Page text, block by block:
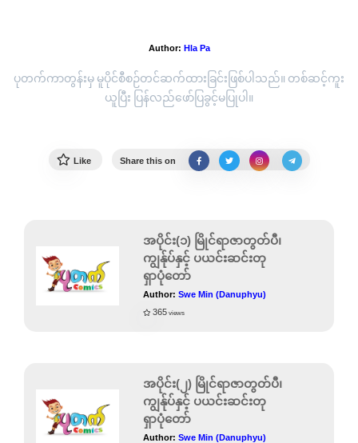
Author: Hla Pa
ပုတက်ကာတွန်းမှ မူပိုင်စီစဉ်တင်ဆက်ထားခြင်းဖြစ်ပါသည်။ တစ်ဆင့်ကူး
ယူပြီး ပြန်လည်ဖော်ပြခွင့်မပြုပါ။
Like Share this on
အပိုင်း(၁) မြိုင်ရာဇာတွတ်ပီ၊
ကျွန်ုပ်နှင့် ပယင်းဆင်းတု
ရှာပုံတော်
Author: Swe Min (Danuphyu)
365 views
အပိုင်း(၂) မြိုင်ရာဇာတွတ်ပီ၊
ကျွန်ုပ်နှင့် ပယင်းဆင်းတု
ရှာပုံတော်
Author: Swe Min (Danuphyu)